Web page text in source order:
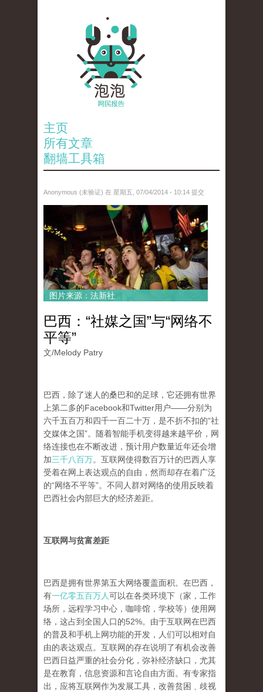
主页
所有文章
翻墙工具箱
Anonymous (未验证) 在 星期五, 07/04/2014 - 10:14 提交
anp-27659007.jpg
图片来源：法新社
巴西：“社媒之国”与“网络不
平等”
文/Melody Patry
巴西，除了迷人的桑巴和的足球，它还拥有世界
上第二多的Facebook和Twitter用户——分别为
六千五百万和四千一百二十万，是不折不扣的“社
交媒体之国”。随着智能手机变得越来越平价，网
络连接也在不断改进，预计用户数量近年还会增
加三千八百万。互联网使得数百万计的巴西人享
受着在网上表达观点的自由，然而却存在着广泛
的“网络不平等”。不同人群对网络的使用反映着
巴西社会内部巨大的经济差距。
互联网与贫富差距
巴西是拥有世界第五大网络覆盖面积。在巴西，
有一亿零五百万人可以在各类环境下（家，工作
场所，远程学习中心，咖啡馆，学校等）使用网
络，这占到全国人口的52%。由于互联网在巴西
的普及和手机上网功能的开发，人们可以相对自
由的表达观点。互联网的存在说明了有机会改善
巴西日益严重的社会分化，弥补经济缺口，尤其
是在教育，信息资源和言论自由方面。有专家指
出，应将互联网作为发展工具，改善贫困﹑歧视